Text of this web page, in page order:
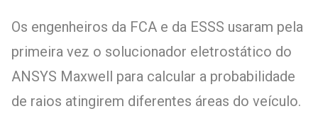
Os engenheiros da FCA e da ESSS usaram pela
primeira vez o solucionador eletrostático do
ANSYS Maxwell para calcular a probabilidade
de raios atingirem diferentes áreas do veículo.